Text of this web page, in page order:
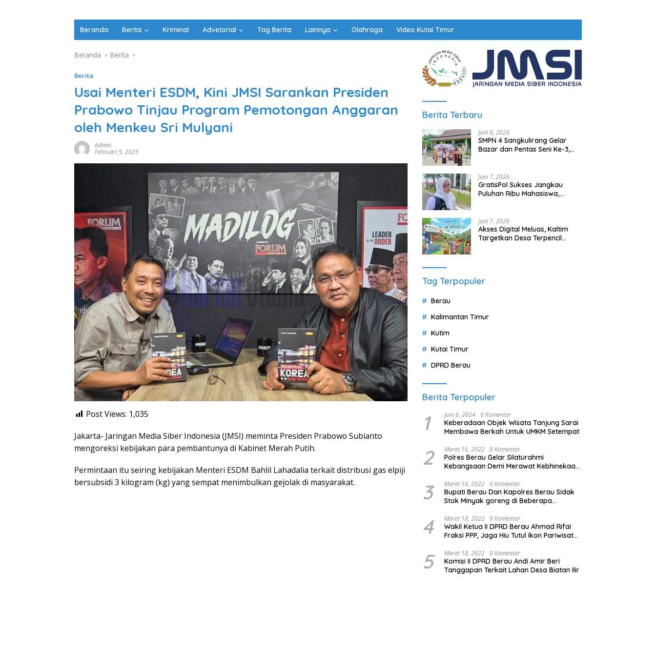
Beranda Berita Kriminal Advetorial Tag Berita Lainnya Olahraga Video Kutai Timur
Beranda Berita
Berita
Usai Menteri ESDM, Kini JMSI Sarankan Presiden
Prabowo Tinjau Program Pemotongan Anggaran
oleh Menkeu Sri Mulyani
Admin
Februari 5, 2025
Post Views: 1,035
Jakarta- Jaringan Media Siber Indonesia (JMSI) meminta Presiden Prabowo Subianto
mengoreksi kebijakan para pembantunya di Kabinet Merah Putih.
Permintaan itu seiring kebijakan Menteri ESDM Bahlil Lahadalia terkait distribusi gas elpiji
bersubsidi 3 kilogram (kg) yang sempat menimbulkan gejolak di masyarakat.
Berita Terbaru
Juni 8, 2026
SMPN 4 Sangkulirang Gelar
Bazar dan Pentas Seni Ke-3,
Juni 7, 2026
GratisPol Sukses Jangkau
Puluhan Ribu Mahasiswa,
Juni 7, 2026
Akses Digital Meluas, Kaltim
Targetkan Desa Terpencil
Tag Terpopuler
Berau
Kalimantan Timur
Kutim
Kutai Timur
DPRD Berau
Berita Terpopuler
1 Juni 6, 2024 0 Komentar
Keberadaan Objek Wisata Tanjung Sarai
Membawa Berkah Untuk UMKM Setempat
2 Maret 16, 2022 0 Komentar
Polres Berau Gelar Silaturahmi
Kebangsaan Demi Merawat Kebhinekaan
3 Maret 18, 2022 0 Komentar
Bupati Berau Dan Kapolres Berau Sidak
Stok Minyak goreng di Beberapa
4 Maret 18, 2022 0 Komentar
Wakil Ketua II DPRD Berau Ahmad Rifai
Fraksi PPP, Jaga Hiu Tutul Ikon Pariwisata
5 Maret 18, 2022 0 Komentar
Komisi II DPRD Berau Andi Amir Beri
Tanggapan Terkait Lahan Desa Biatan Ilir